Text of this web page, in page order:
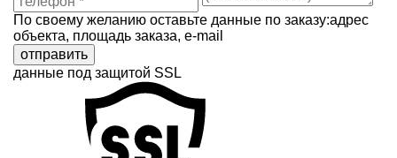
По своему желанию оставьте данные по заказу:адрес
объекта, площадь заказа, e-mail
отправить
данные под защитой SSL